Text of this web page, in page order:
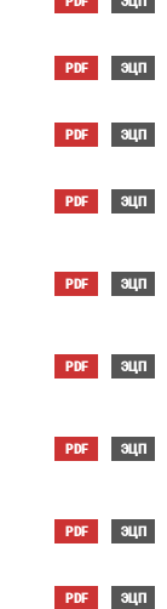
PDF ЭЦП
PDF ЭЦП
PDF ЭЦП
PDF ЭЦП
PDF ЭЦП
PDF ЭЦП
PDF ЭЦП
PDF ЭЦП